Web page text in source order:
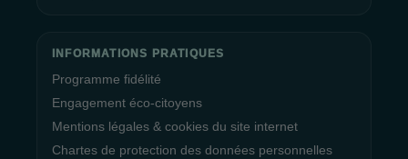
INFORMATIONS PRATIQUES
Programme fidélité
Engagement éco-citoyens
Mentions légales & cookies du site internet
Chartes de protection des données personnelles